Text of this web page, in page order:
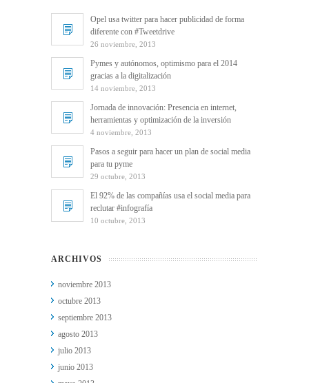
Opel usa twitter para hacer publicidad de forma
diferente con #Tweetdrive
26 noviembre, 2013
Pymes y autónomos, optimismo para el 2014
gracias a la digitalización
14 noviembre, 2013
Jornada de innovación: Presencia en internet,
herramientas y optimización de la inversión
4 noviembre, 2013
Pasos a seguir para hacer un plan de social media
para tu pyme
29 octubre, 2013
El 92% de las compañías usa el social media para
reclutar #infografía
10 octubre, 2013
ARCHIVOS
noviembre 2013
octubre 2013
septiembre 2013
agosto 2013
julio 2013
junio 2013